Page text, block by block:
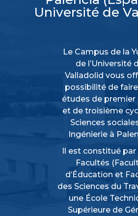
Université de
Le Campus de la
de l’Université
Valladolid vous
possibilité de
études de premier
et de troisième
Sciences
Ingénierie à
Il est constitué par
Facultés
d’Éducation et
des Sciences du
une École
Supérieure de